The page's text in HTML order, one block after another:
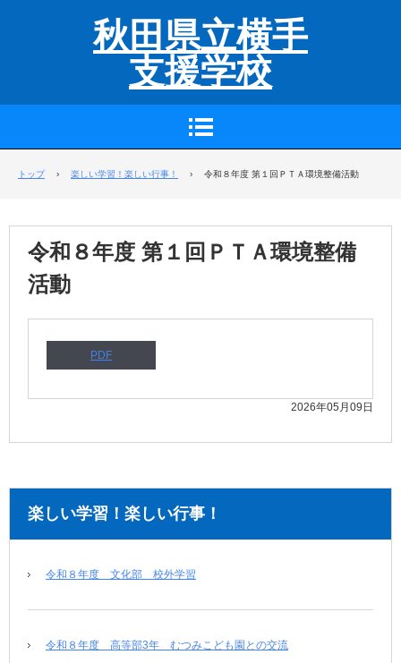
秋田県立横手
支援学校
トップ › 楽しい学習！楽しい行事！ › 令和８年度 第１回ＰＴＡ環境整備活動
令和８年度 第１回ＰＴＡ環境整備
活動
PDF
2026年05月09日
楽しい学習！楽しい行事！
令和８年度 文化部 校外学習
令和８年度 高等部3年 むつみこども園との交流